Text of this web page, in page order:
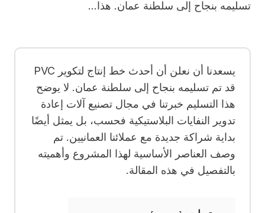
تسليمه بنجاح إلى سلطنة عمان. هذا…
يسعدنا أن نعلن أن أحدث خط إنتاج لتكوير PVC
قد تم تسليمه بنجاح إلى سلطنة عمان. لا يوضح
هذا التسليم خبرتنا في مجال تصنيع آلات إعادة
تدوير النفايات البلاستيكية فحسب، بل يمثل أيضًا
بداية شراكة جديدة مع عملائنا العمانيين. تم
وصف العناصر الأساسية لهذا المشروع وأهميته
بالتفصيل في هذه المقالة.